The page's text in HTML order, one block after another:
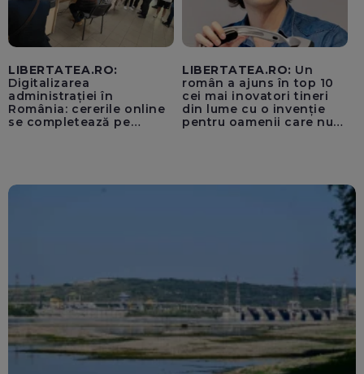
LIBERTATEA.RO:
Digitalizarea
administrației în
România: cererile online
se completează pe
LIBERTATEA.RO: Un
român a ajuns în top 10
cei mai inovatori tineri
din lume cu o invenție
pentru oamenii care nu